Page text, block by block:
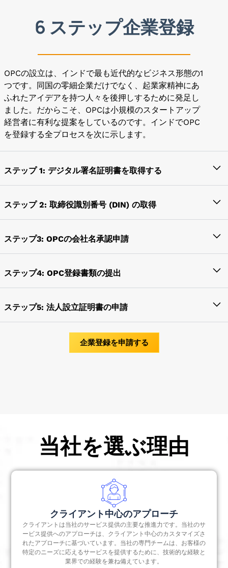
6 ステップ企業登録
OPCの設立は、インドで最も近代的なビジネス形態の1
つです。同国の零細企業だけでなく、起業家精神にあ
ふれたアイデアを持つ人々を後押しするために発足し
ました。だからこそ、OPCは小規模のスタートアップ
経営者に有利な提案をしているのです。インドでOPC
を登録する全プロセスを次に示します。
ステップ 1: デジタル署名証明書を取得する
明書が必要です。MCAのポータル（同省が提供するオ
ジタル署名証明書は、認証局によってトークン形式で
発行されます。有効期間は 1 年または 2 年です。デジ
申請者または申請者のパスポートサイズの写真
申請者または申請者の自己証明住所証明
ステップ 2: 取締役識別番号 (DIN) の取得
DINの割り当てを申請する際に二重に付与される固有
り当てられます。Private Ltdの会社設立時には、会社
の取締役または取締役がDINを受け取り、その旨を通
命されるにはDINの取得が必須です。取締役または取
締役は、DIN番号を他の会社設立に使用することがで
きます。彼/彼女/彼らはLLPの指定パートナーとして
任命を受けることができます。デジタル署名証明書に
ステップ3: OPCの会社名承認申請
OPCを設定する上で最も重要な側面の1つです。社名は
す。Form SPiCE 32 を使用して申請するか、MCA が
提供する RUN サービスを使用して申請することがで
きます。その名前が企業省によって承認されれば、次
のステップに進むことができます。
ステップ4: OPC登録書類の提出
候補者取締役の詳細と書類を含むフォームINC-3
ステップ5: 法人設立証明書の申請
かかるように思えるかもしれません。だからこそ、
VJM Globalは、企業の登記を専門とする専門家から成
企業登録を申請する
当社を選ぶ理由
クライアント中心のアプローチ
クライアントは当社のサービス提供の主要な推進力です。当社のサ
ービス提供へのアプローチは、クライアント中心のカスタマイズさ
れたアプローチに基づいています。当社の専門チームは、お客様の
特定のニーズに応えるサービスを提供するために、技術的な経験と
業界での経験を兼ね備えています。